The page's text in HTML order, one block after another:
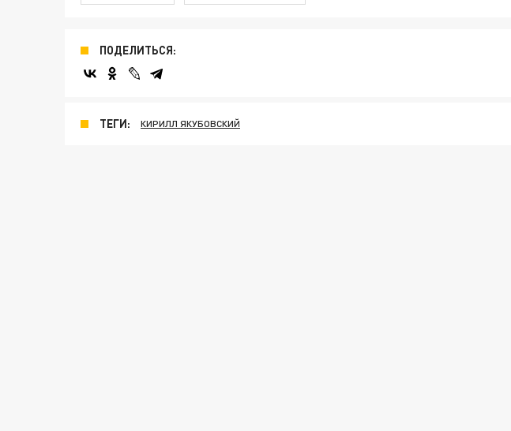
ПОДЕЛИТЬСЯ:
ТЕГИ: КИРИЛЛ ЯКУБОВСКИЙ